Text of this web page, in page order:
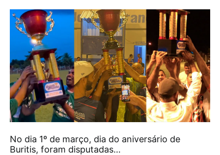
No dia 1º de março, dia do aniversário de
Buritis, foram disputadas…